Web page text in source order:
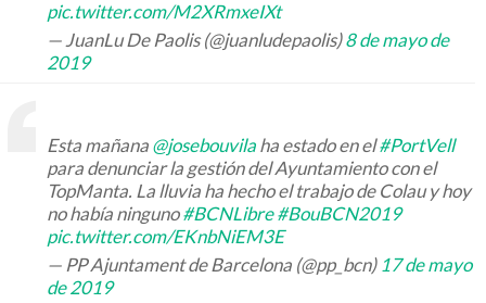
pic.twitter.com/M2XRmxeIXt
— JuanLu De Paolis (@juanludepaolis)8 de mayo de
2019
Esta mañana @josebouvila ha estado en el#PortVell
para denunciar la gestión del Ayuntamiento con el
TopManta. La lluvia ha hecho el trabajo de Colau y hoy
no había ninguno#BCNLibre #BouBCN2019
pic.twitter.com/EKnbNiEM3E
— PP Ajuntament de Barcelona (@pp_bcn) 17 de mayo
de 2019